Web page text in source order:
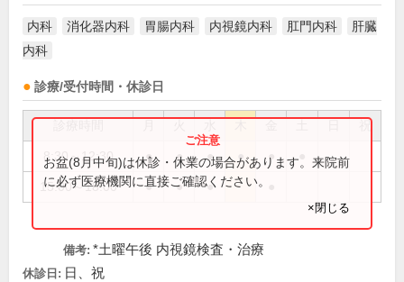
内科 消化器内科 胃腸内科 内視鏡内科 肛門内科
肝臓
内科
診療/受付時間・休診日
祝
8:30～12:30 ● ● ● ● ●
15:00～18:00 ● ● ●
お盆(8月中旬)は休診・休業の場合があります。来院前
に必ず医療機関に直接ご確認ください。
×閉じる
備考: *土曜午後 内視鏡検査・治療
休診日: 日、祝